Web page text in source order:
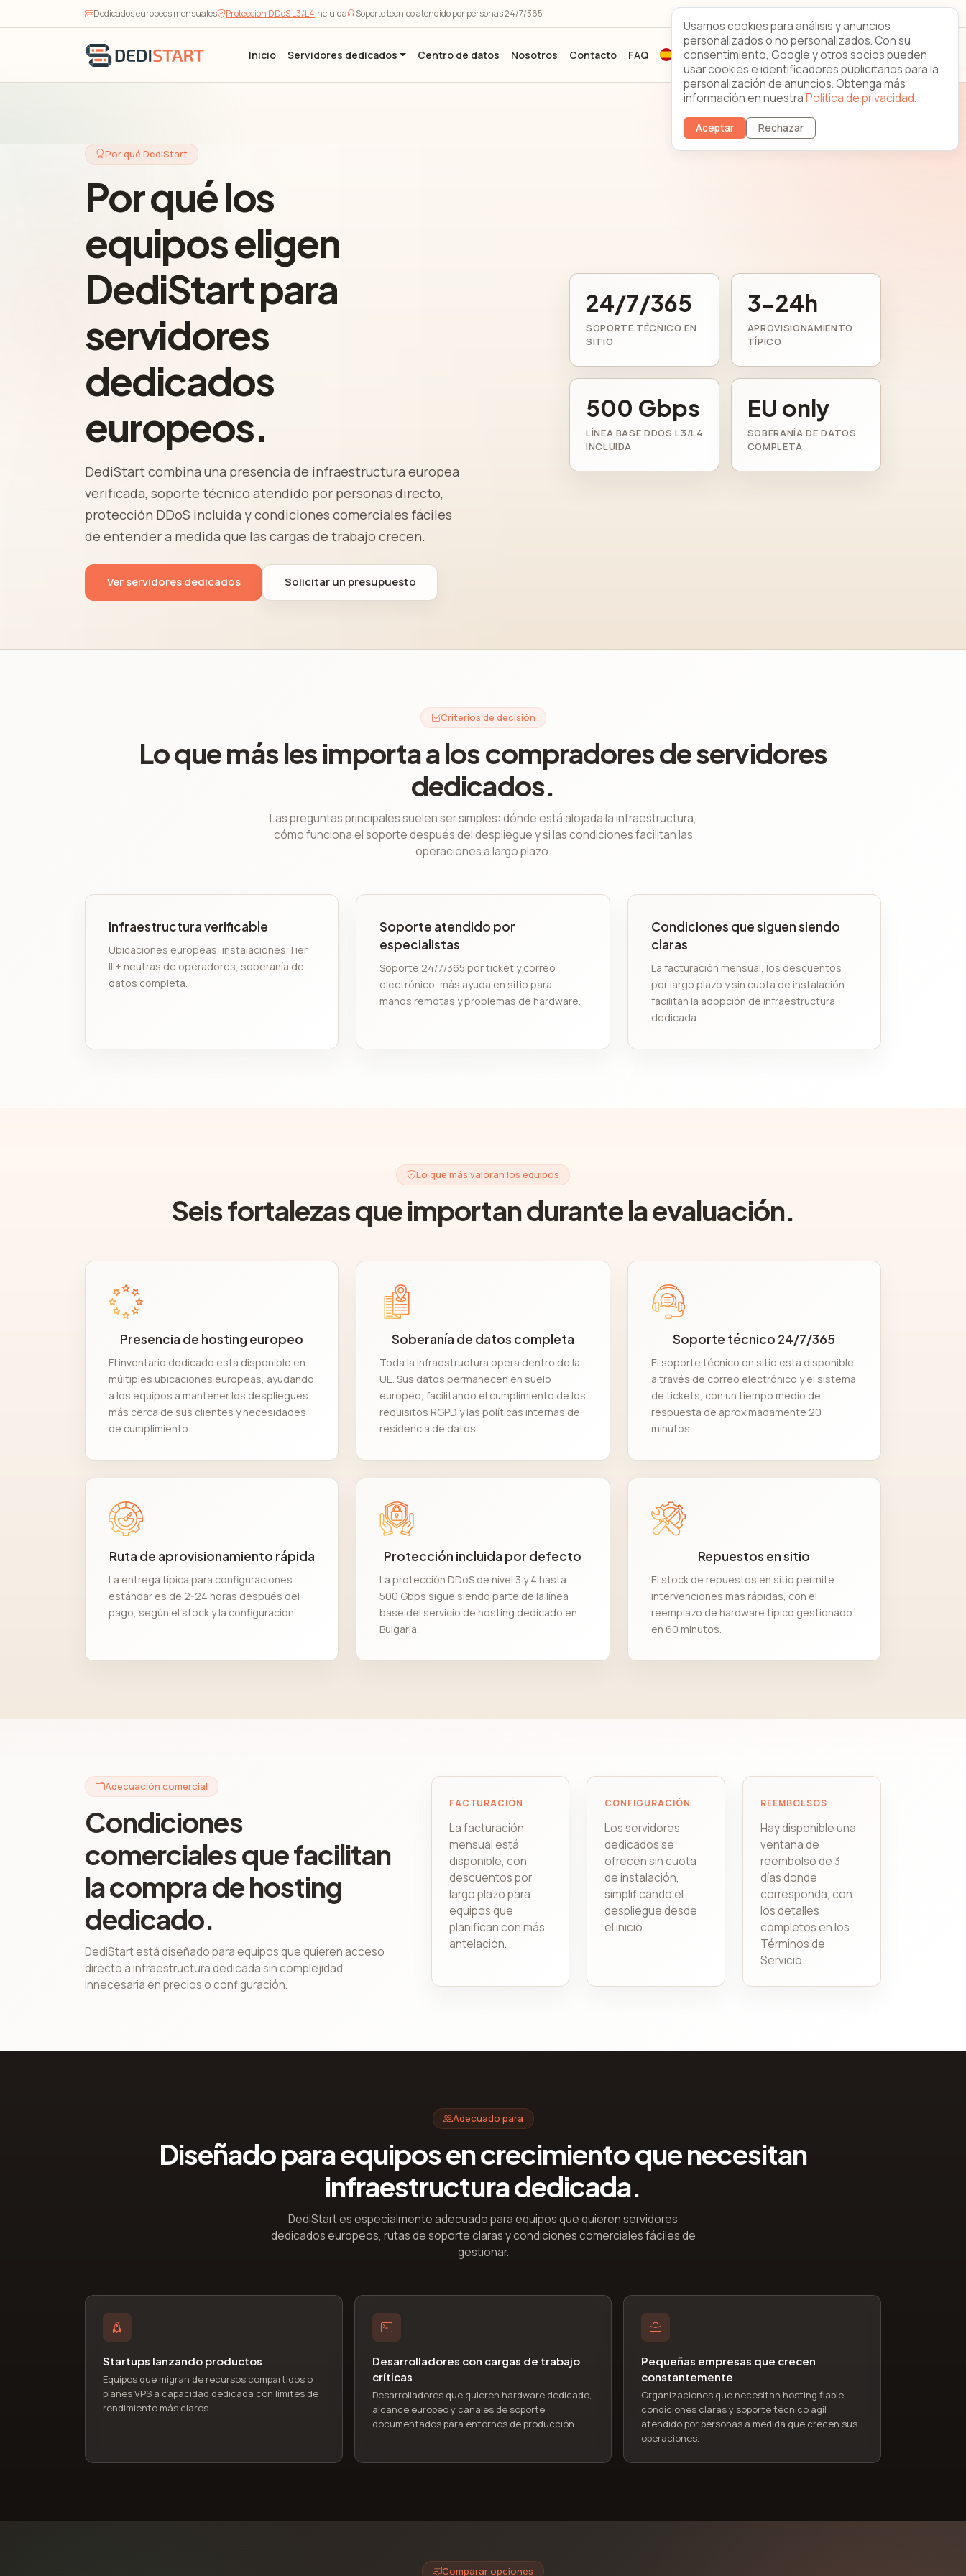
Dedicados europeos mensuales Protección DDoS L3/L4incluida Soporte técnico atendido por personas 24/7/365
Inicio Servidores dedicados Centro de datos Nosotros Contacto FAQ Registrarse Acceso de clientes
Por qué DediStart
Por qué los
equipos eligen
DediStart para
servidores
dedicados
europeos.
DediStart combina una presencia de infraestructura europea
verificada, soporte técnico atendido por personas directo,
protección DDoS incluida y condiciones comerciales fáciles
de entender a medida que las cargas de trabajo crecen.
Ver servidores dedicados Solicitar un presupuesto
24/7/365
SOPORTE TÉCNICO EN
SITIO
3-24h
APROVISIONAMIENTO
TÍPICO
500 Gbps
LÍNEA BASE DDOS L3/L4
INCLUIDA
EU only
SOBERANÍA DE DATOS
COMPLETA
Criterios de decisión
Lo que más les importa a los compradores de servidores
dedicados.
Las preguntas principales suelen ser simples: dónde está alojada la infraestructura,
cómo funciona el soporte después del despliegue y si las condiciones facilitan las
operaciones a largo plazo.
Infraestructura verificable
Ubicaciones europeas, instalaciones Tier
III+ neutras de operadores, soberanía de
datos completa.
Soporte atendido por
especialistas
Soporte 24/7/365 por ticket y correo
electrónico, más ayuda en sitio para
manos remotas y problemas de hardware.
Condiciones que siguen siendo
claras
La facturación mensual, los descuentos
por largo plazo y sin cuota de instalación
facilitan la adopción de infraestructura
dedicada.
Lo que más valoran los equipos
Seis fortalezas que importan durante la evaluación.
Presencia de hosting europeo
El inventario dedicado está disponible en
múltiples ubicaciones europeas, ayudando
a los equipos a mantener los despliegues
más cerca de sus clientes y necesidades
de cumplimiento.
Soberanía de datos completa
Toda la infraestructura opera dentro de la
UE. Sus datos permanecen en suelo
europeo, facilitando el cumplimiento de los
requisitos RGPD y las políticas internas de
residencia de datos.
Soporte técnico 24/7/365
El soporte técnico en sitio está disponible
a través de correo electrónico y el sistema
de tickets, con un tiempo medio de
respuesta de aproximadamente 20
minutos.
Ruta de aprovisionamiento rápida
La entrega típica para configuraciones
estándar es de 2-24 horas después del
pago, según el stock y la configuración.
Protección incluida por defecto
La protección DDoS de nivel 3 y 4 hasta
500 Gbps sigue siendo parte de la línea
base del servicio de hosting dedicado en
Bulgaria.
Repuestos en sitio
El stock de repuestos en sitio permite
intervenciones más rápidas, con el
reemplazo de hardware típico gestionado
en 60 minutos.
Adecuación comercial
Condiciones
comerciales que facilitan
la compra de hosting
dedicado.
DediStart está diseñado para equipos que quieren acceso
directo a infraestructura dedicada sin complejidad
innecesaria en precios o configuración.
FACTURACIÓN
La facturación
mensual está
disponible, con
descuentos por
largo plazo para
equipos que
planifican con más
antelación.
CONFIGURACIÓN
Los servidores
dedicados se
ofrecen sin cuota
de instalación,
simplificando el
despliegue desde
el inicio.
REEMBOLSOS
Hay disponible una
ventana de
reembolso de 3
días donde
corresponda, con
los detalles
completos en los
Términos de
Servicio.
Adecuado para
Diseñado para equipos en crecimiento que necesitan
infraestructura dedicada.
DediStart es especialmente adecuado para equipos que quieren servidores
dedicados europeos, rutas de soporte claras y condiciones comerciales fáciles de
gestionar.
Startups lanzando productos
Equipos que migran de recursos compartidos o
planes VPS a capacidad dedicada con límites de
rendimiento más claros.
Desarrolladores con cargas de trabajo
críticas
Desarrolladores que quieren hardware dedicado,
alcance europeo y canales de soporte
documentados para entornos de producción.
Pequeñas empresas que crecen
constantemente
Organizaciones que necesitan hosting fiable,
condiciones claras y soporte técnico ágil
atendido por personas a medida que crecen sus
operaciones.
Comparar opciones
Usamos cookies para análisis y anuncios
personalizados o no personalizados. Con su
consentimiento, Google y otros socios pueden
usar cookies e identificadores publicitarios para la
personalización de anuncios. Obtenga más
información en nuestraPolítica de privacidad.
Aceptar Rechazar